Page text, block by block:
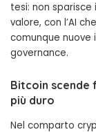
tesi: non
valore, con l’AI
comunque nuove
governance.
Bitcoin scende
più duro
Nel comparto